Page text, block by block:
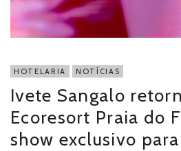
HOTELARIA NOTÍCIAS
Ivete Sangalo
Ecoresort Praia do
show exclusivo